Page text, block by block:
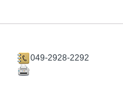
049-2928-2292